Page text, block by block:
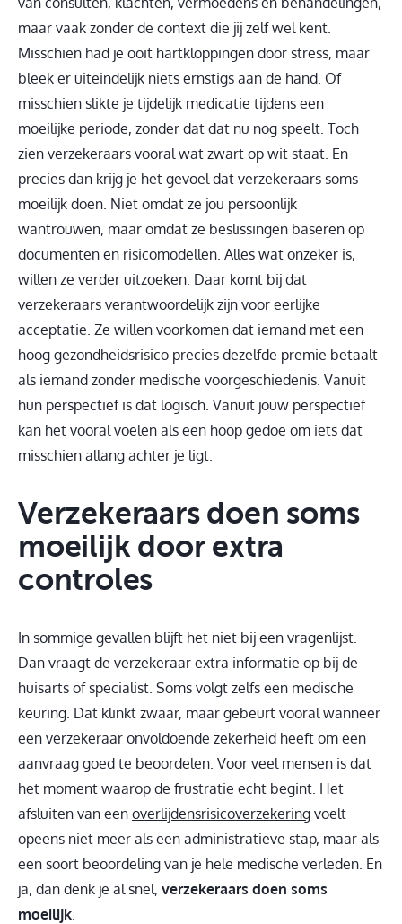
maar vaak zonder de context die jij zelf wel kent.
Misschien had je ooit hartkloppingen door stress, maar
bleek er uiteindelijk niets ernstigs aan de hand. Of
misschien slikte je tijdelijk medicatie tijdens een
moeilijke periode, zonder dat dat nu nog speelt. Toch
zien verzekeraars vooral wat zwart op wit staat. En
precies dan krijg je het gevoel dat verzekeraars soms
moeilijk doen. Niet omdat ze jou persoonlijk
wantrouwen, maar omdat ze beslissingen baseren op
documenten en risicomodellen. Alles wat onzeker is,
willen ze verder uitzoeken. Daar komt bij dat
verzekeraars verantwoordelijk zijn voor eerlijke
acceptatie. Ze willen voorkomen dat iemand met een
hoog gezondheidsrisico precies dezelfde premie betaalt
als iemand zonder medische voorgeschiedenis. Vanuit
hun perspectief is dat logisch. Vanuit jouw perspectief
kan het vooral voelen als een hoop gedoe om iets dat
misschien allang achter je ligt.
Verzekeraars doen soms
moeilijk door extra
controles
In sommige gevallen blijft het niet bij een vragenlijst.
Dan vraagt de verzekeraar extra informatie op bij de
huisarts of specialist. Soms volgt zelfs een medische
keuring. Dat klinkt zwaar, maar gebeurt vooral wanneer
een verzekeraar onvoldoende zekerheid heeft om een
aanvraag goed te beoordelen. Voor veel mensen is dat
het moment waarop de frustratie echt begint. Het
afsluiten van een overlijdensrisicoverzekering voelt
opeens niet meer als een administratieve stap, maar als
een soort beoordeling van je hele medische verleden. En
ja, dan denk je al snel, verzekeraars doen soms
moeilijk